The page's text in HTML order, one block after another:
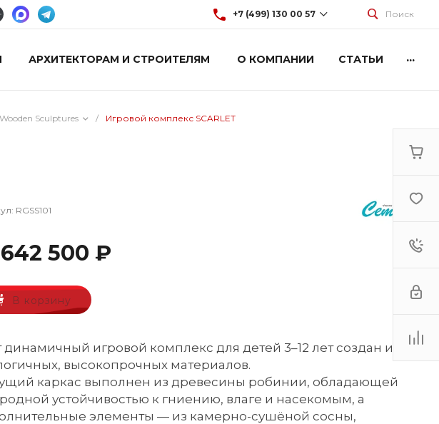
+7 (499) 130 00 57 Поиск
АРХИТЕКТОРАМ И СТРОИТЕЛЯМ О КОМПАНИИ СТАТЬИ ...
Wooden Sculptures / Игровой комплекс SCARLET
RGSS101
642 500 ₽
В корзину
динамичный игровой комплекс для детей 3–12 лет создан из
высокопрочных материалов.
каркас выполнен из древесины робинии, обладающей
устойчивостью к гниению, влаге и насекомым, а
элементы — из камерно-сушёной сосны,